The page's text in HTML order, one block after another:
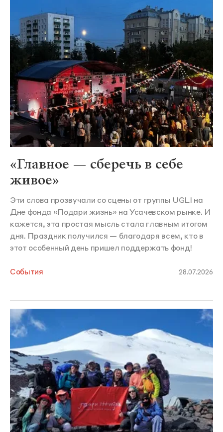
«Главное — сберечь в себе
живое»
Эти слова прозвучали со сцены от группы UGLI на
Дне фонда «Подари жизнь» на Усачевском рынке. И
кажется, эта простая мысль стала главным итогом
дня. Праздник получился — благодаря всем, кто в
этот особенный день пришел поддержать фонд!
События 28.07.2026